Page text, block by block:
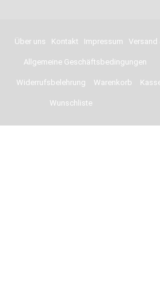
Über uns Kontakt Impressum Versand
Allgemeine Geschäftsbedingungen
Widerrufsbelehrung Warenkorb
Wunschliste